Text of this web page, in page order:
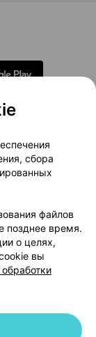
маркетинг
сбора
файлов
позднее время.
о целях,
вы